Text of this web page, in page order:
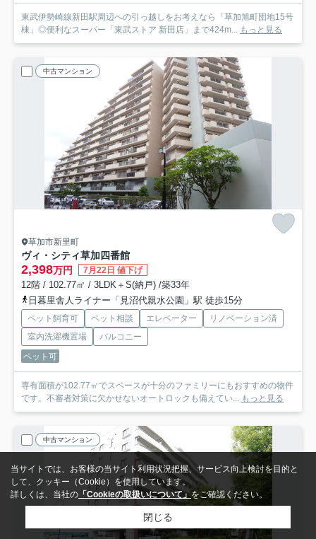
東武伊勢崎線新田駅周辺への引っ越しをお考えなら「草加旭町団地15号
棟」◎便利なスーパー「東武ストア 新田店」まで424m... もっと見る
中古マンション
草加市新里町
ヴィ・シティ草加四番館
2,398万円 7月22日 値下げ
12階 / 102.77㎡ / 3LDK＋S(納戸) /築33年
日暮里舎人ライナー「見沼代親水公園」駅 徒歩15分
ペット飼育可 ペット相談 エレベーター
リノベーション済
室内洗濯機置場
バルコニー
ペット可
専有面積が102.77㎡でスペースが十分のファミリーにもおすすめの物件
です。不審者対策に欠かせないオートロックも備えてい... もっと見る
中古マンション
当サイトでは、お客様の当サイト利用状況把握、サービス向上検討を目的と
して、クッキー（Cookie）を使用しています。
詳しくは、当社の 「Cookieの取扱いについて」 をご確認ください。
閉じる